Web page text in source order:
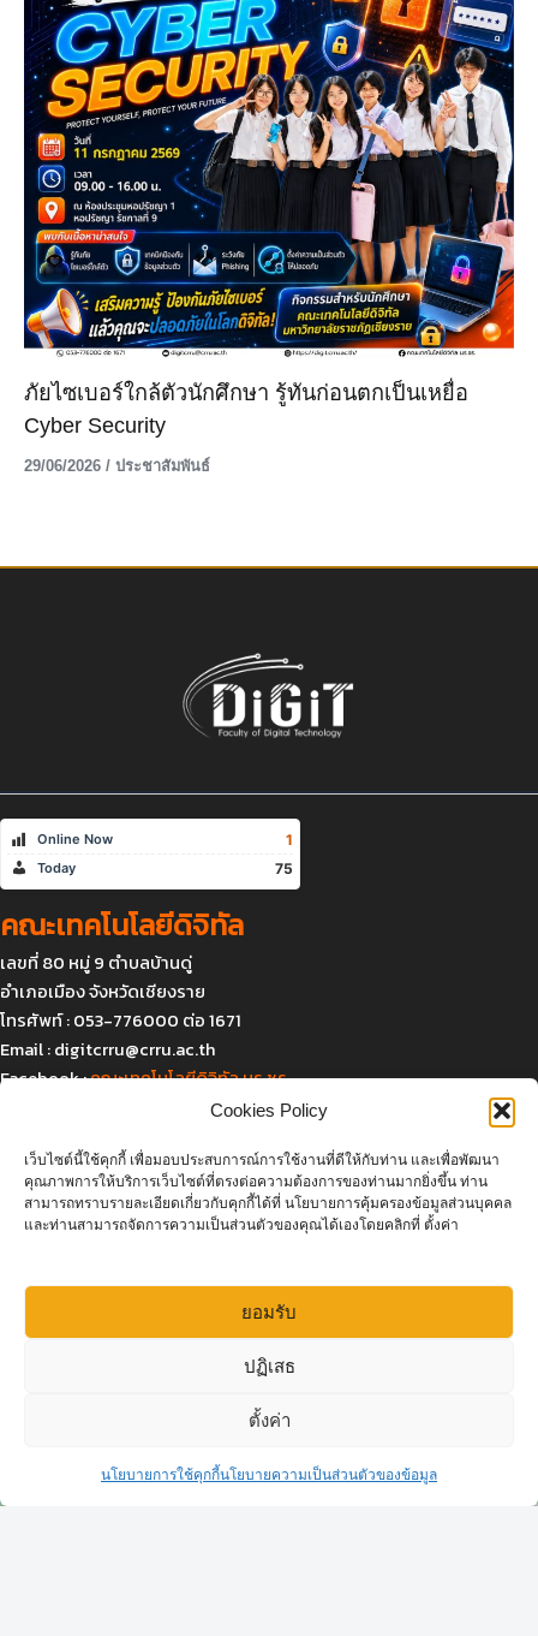
Cookies Policy
เว็บไซต์นี้ใช้คุกกี้ เพื่อมอบประสบการณ์การใช้งานที่ดีให้กับท่าน และเพื่อพัฒนา
คุณภาพการให้บริการเว็บไซต์ที่ตรงต่อความต้องการของท่านมากยิ่งขึ้น ท่าน
สามารถทราบรายละเอียดเกี่ยวกับคุกกี้ได้ที่ นโยบายการคุ้มครองข้อมูลส่วนบุคคล
และท่านสามารถจัดการความเป็นส่วนตัวของคุณได้เองโดยคลิกที่ ตั้งค่า
ยอมรับ
ปฏิเสธ
ตั้งค่า
นโยบายการใช้คุกกี้นโยบายความเป็นส่วนตัวของข้อมูล
ภัยไซเบอร์ใกล้ตัวนักศึกษา รู้ทันก่อนตกเป็นเหยื่อ
Cyber Security
29/06/2026 / ประชาสัมพันธ์
Online Now 1
Today 75
คณะเทคโนโลยีดิจิทัล
เลขที่ 80 หมู่ 9 ตำบลบ้านดู่
อำเภอเมือง จังหวัดเชียงราย
โทรศัพท์ : 053-776000 ต่อ 1671
Email :digitcrru@crru.ac.th
Facebook :คณะเทคโนโลยีดิจิทัล มร.ชร.
แผนที่และการเดินทาง
Click to accept marketing cookies and
enable this content